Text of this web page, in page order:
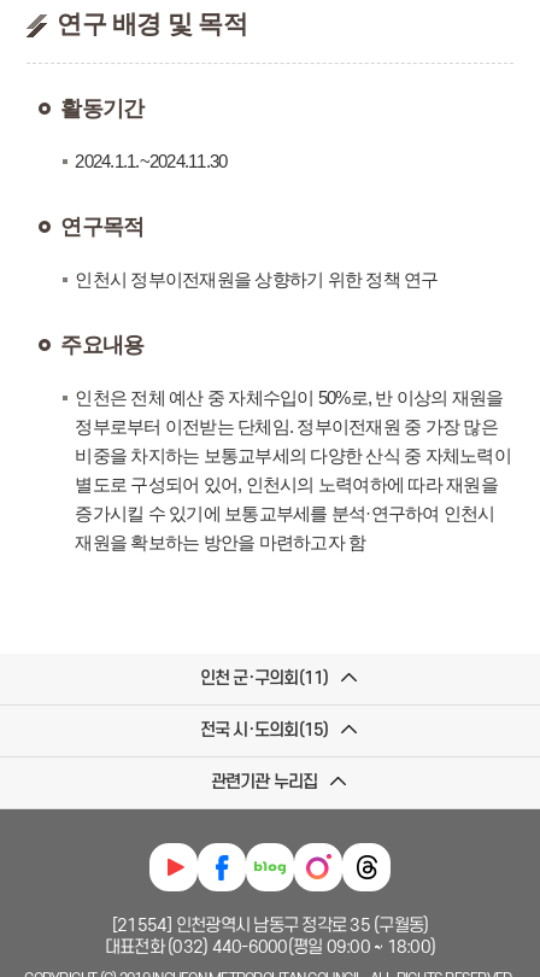
연구 배경 및 목적
활동기간
2024.1.1.~2024.11.30
연구목적
인천시 정부이전재원을 상향하기 위한 정책 연구
주요내용
인천은 전체 예산 중 자체수입이 50%로, 반 이상의 재원을
정부로부터 이전받는 단체임. 정부이전재원 중 가장 많은
비중을 차지하는 보통교부세의 다양한 산식 중 자체노력이
별도로 구성되어 있어, 인천시의 노력여하에 따라 재원을
증가시킬 수 있기에 보통교부세를 분석·연구하여 인천시
재원을 확보하는 방안을 마련하고자 함
인천 군·구의회(11)
전국 시·도의회(15)
관련기관 누리집
[21554] 인천광역시 남동구 정각로 35 (구월동)
대표전화 (032) 440-6000(평일 09:00 ~ 18:00)